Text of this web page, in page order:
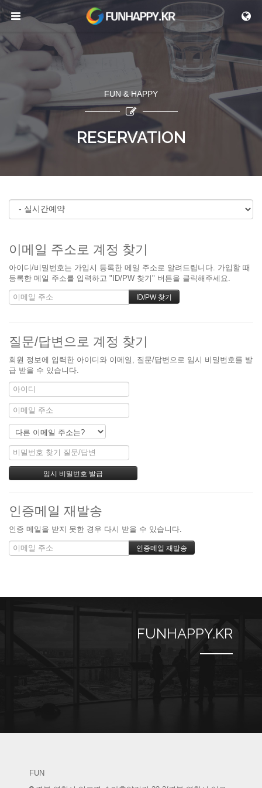
FUN & HAPPY
RESERVATION
이메일 주소로 계정 찾기
아이디/비밀번호는 가입시 등록한 메일 주소로 알려드립니다. 가입할 때
등록한 메일 주소를 입력하고 "ID/PW 찾기" 버튼을 클릭해주세요.
질문/답변으로 계정 찾기
회원 정보에 입력한 아이디와 이메일, 질문/답변으로 임시 비밀번호를 발
급 받을 수 있습니다.
인증메일 재발송
인증 메일을 받지 못한 경우 다시 받을 수 있습니다.
FUNHAPPY.KR
FUN